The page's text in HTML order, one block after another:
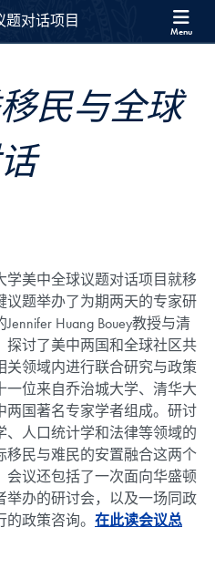
Site Menu
对话项目 Menu
民与全球
学美中全球议题对话项目就移
议题举办了为期两天的专家研
Huang Bouey教授与清
讨了美中两国和全球社区共
领域内进行联合研究与政策
位来自乔治城大学、清华大
两国著名专家学者组成。研讨
人口统计学和法律等领域的
移民与难民的安置融合这两个
会议还包括了一次面向华盛顿
办的研讨会，以及一场同政
政策咨询。 在此读会议总